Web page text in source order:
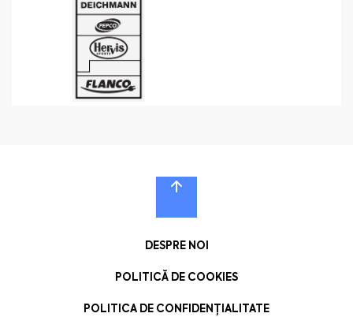
DESPRE NOI
POLITICĂ DE COOKIES
POLITICA DE CONFIDENȚIALITATE